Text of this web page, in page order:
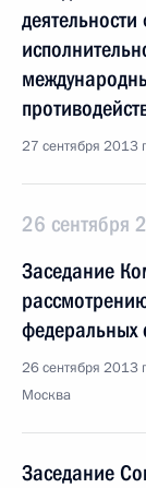
27 сентября 2013
26 сентября
Заседание
федеральных
26 сентября 2013
Москва
Заседание